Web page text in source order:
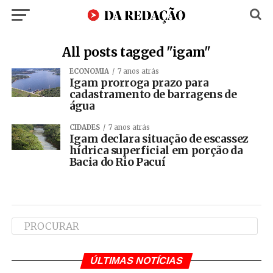
All posts tagged "igam"
ECONOMIA 7 anos atrás
Igam prorroga prazo para
cadastramento de barragens de
água
CIDADES 7 anos atrás
Igam declara situação de escassez
hídrica superficial em porção da
Bacia do Rio Pacuí
ÚLTIMAS NOTÍCIAS